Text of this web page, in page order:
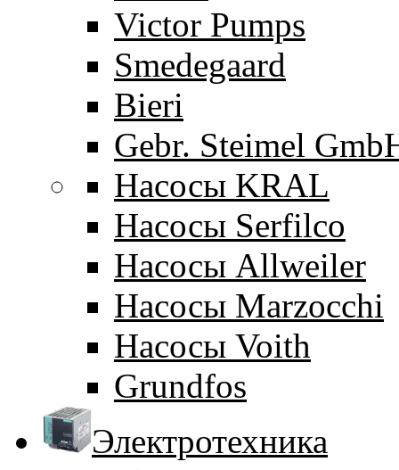
Victor Pumps
Smedegaard
Bieri
Gebr. Steimel
Насосы KRAL
Насосы Serfilco
Насосы Allweiler
Насосы Marzocchi
Насосы Voith
Grundfos
Электротехника